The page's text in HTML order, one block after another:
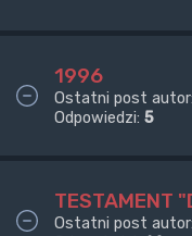
1996
Ostatni post autor:
Odpowiedzi: 5
TESTAMENT
Ostatni post autor: